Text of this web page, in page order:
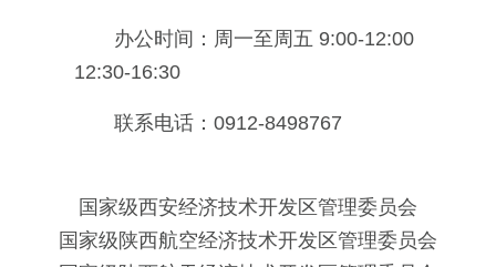
办公时间：周一至周五 9:00-12:00
12:30-16:30
联系电话：0912-8498767
国家级西安经济技术开发区管理委员会
国家级陕西航空经济技术开发区管理委员会